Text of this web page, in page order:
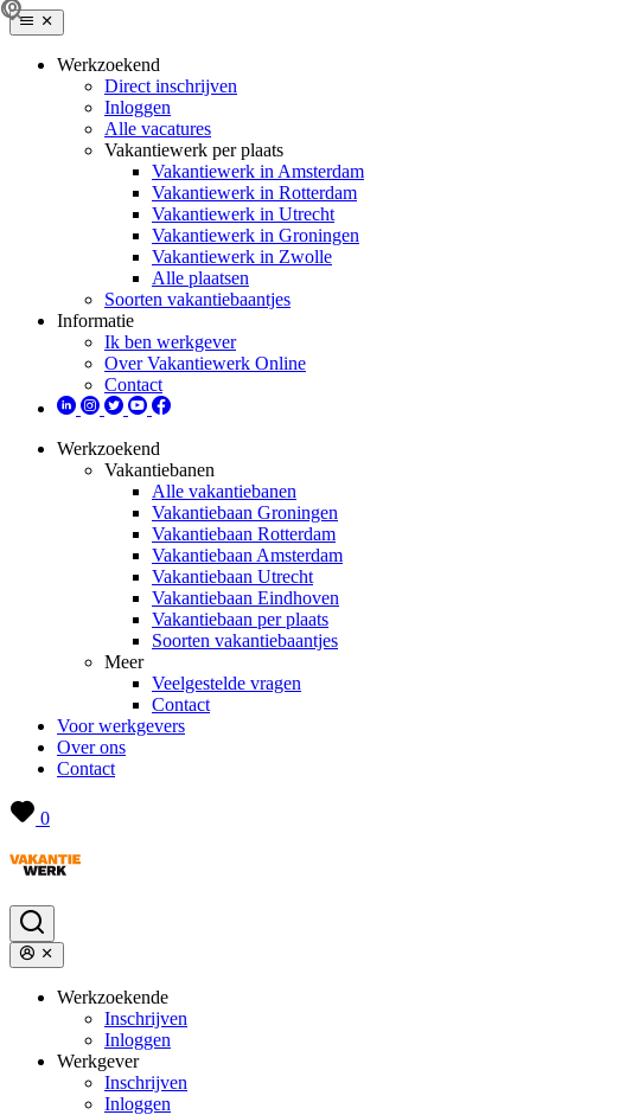
Werkzoekend
Direct inschrijven
Inloggen
Alle vacatures
Vakantiewerk per plaats
Vakantiewerk in Amsterdam
Vakantiewerk in Rotterdam
Vakantiewerk in Utrecht
Vakantiewerk in Groningen
Vakantiewerk in Zwolle
Alle plaatsen
Soorten vakantiebaantjes
Informatie
Ik ben werkgever
Over Vakantiewerk Online
Contact
Werkzoekend
Vakantiebanen
Alle vakantiebanen
Vakantiebaan Groningen
Vakantiebaan Rotterdam
Vakantiebaan Amsterdam
Vakantiebaan Utrecht
Vakantiebaan Eindhoven
Vakantiebaan per plaats
Soorten vakantiebaantjes
Meer
Veelgestelde vragen
Contact
Voor werkgevers
Over ons
Contact
0
Werkzoekende
Inschrijven
Inloggen
Werkgever
Inschrijven
Inloggen